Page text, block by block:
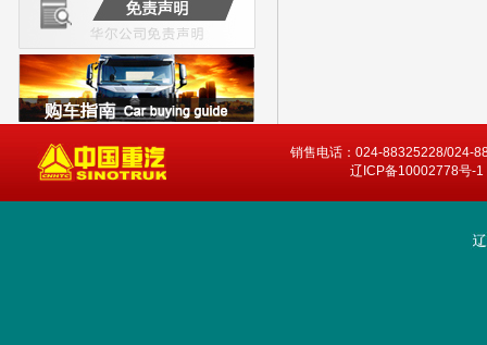
销售电话：024-88325228/024-
辽ICP备10002778号-1